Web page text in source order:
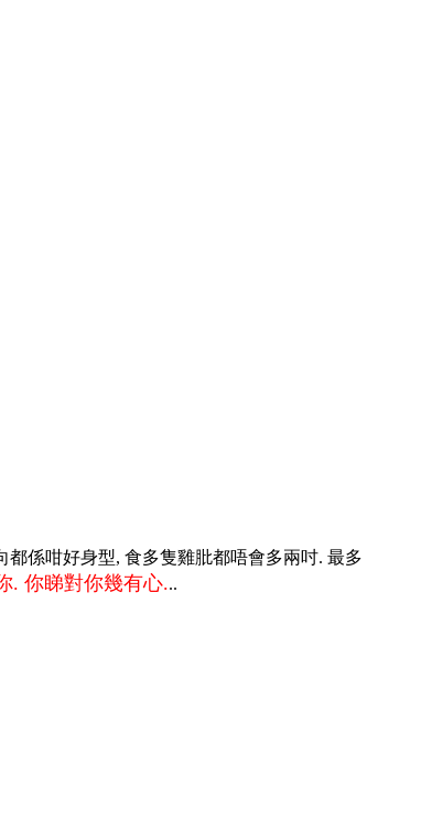
都係咁好身型, 食多隻雞肶都唔會多兩吋. 最多
. 你睇對你幾有心...